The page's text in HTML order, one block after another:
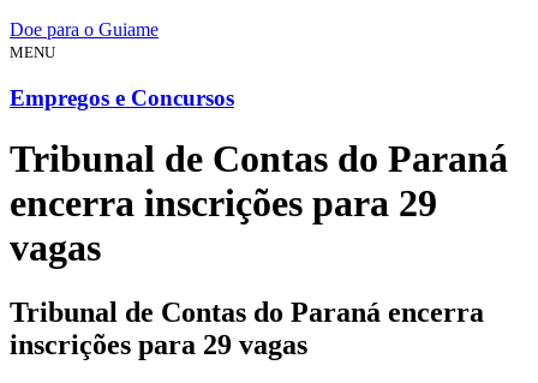
Doe para o Guiame
MENU
Empregos e Concursos
Tribunal de Contas do Paraná
encerra inscrições para 29
vagas
Tribunal de Contas do Paraná encerra
inscrições para 29 vagas